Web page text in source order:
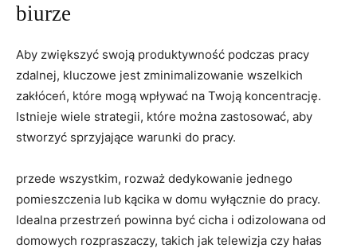
biurze
Aby zwiększyć swoją produktywność⁢ podczas pracy ​
zdalnej, kluczowe jest zminimalizowanie ⁢wszelkich
zakłóceń,‌ które mogą wpływać na Twoją‌ koncentrację.
Istnieje wiele strategii, które można zastosować, aby
stworzyć sprzyjające warunki⁢ do pracy.
przede wszystkim, rozważ dedykowanie⁢ jednego
pomieszczenia lub kącika⁣ w domu⁢ wyłącznie do pracy.⁣
Idealna przestrzeń powinna‌ być cicha i⁤ odizolowana ⁢od⁤
domowych rozpraszaczy, takich jak telewizja czy hałas